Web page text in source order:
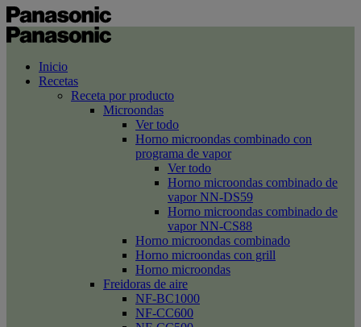
Inicio
Recetas
Receta por producto
Microondas
Ver todo
Horno microondas combinado con
programa de vapor
Ver todo
Horno microondas combinado de
vapor NN-DS59
Horno microondas combinado de
vapor NN-CS88
Horno microondas combinado
Horno microondas con grill
Horno microondas
Freidoras de aire
NF-BC1000
NF-CC600